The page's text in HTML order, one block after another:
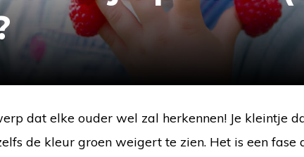
dat elke ouder wel zal herkennen! Je kleintje
de kleur groen weigert te zien. Het is een fase